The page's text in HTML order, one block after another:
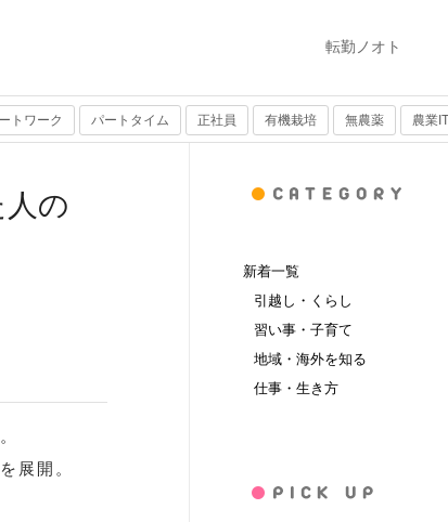
転勤ノオト
トワーク パートタイム 正社員 有機栽培 無農薬 農業IT
の
展開。
新着一覧
引越し・くらし
習い事・子育て
地域・海外を知る
仕事・生き方